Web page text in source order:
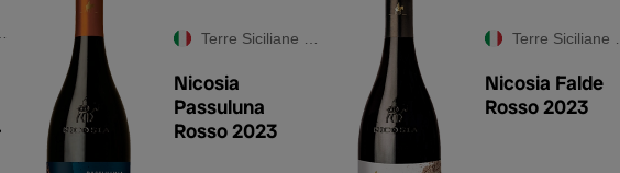
Terre Siciliane IGT
Nicosia
Passuluna
Rosso 2023
Terre Siciliane IGT
Nicosia Falde
Rosso 2023